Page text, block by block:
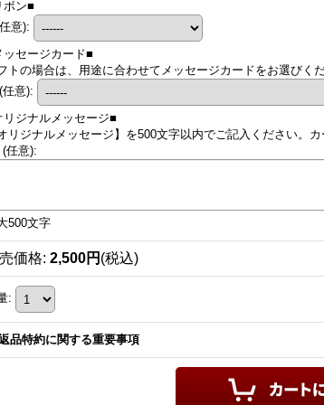
ボン■
意):
ッセージカード■
トの場合は、用途に合わせてメッセージカードをお選びくだ
(任意):
リジナルメッセージ■
オリジナルメッセージ】を500文字以内でご記入ください。
(任意):
500文字
価格: 2,500円 (税込)
:
品特約に関する重要事項